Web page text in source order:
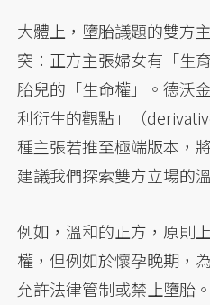
大體上，墮胎議題的雙方
突：正方主張婦女有「生
胎兒的「生命權」。德沃
利衍生的觀點」（
種主張若推至極端版本，
建議我們探索雙方立場的
例如，溫和的正方，原則
權，但例如於懷孕晚期，
允許法律管制或禁止墮胎